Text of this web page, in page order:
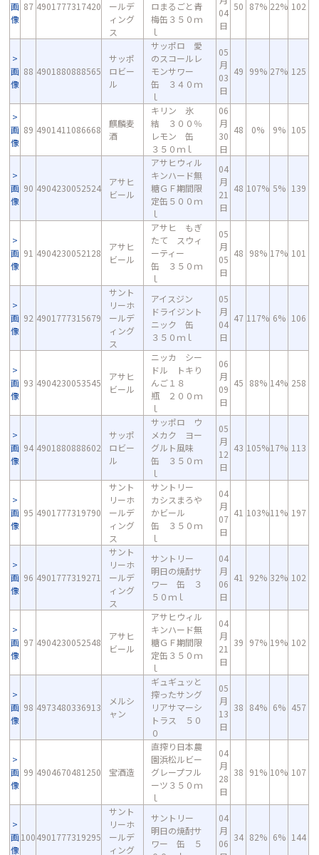
画
像
87 4901777317420
ールデ
ィング
ス
ロまるごと青
梅缶３５０ｍ
ｌ
04
日
50 87% 22% 102
画
像
88 4901880888565
サッポ
ロビー
ル
サッポロ 愛
のスコールレ
モンサワー
缶 ３４０ｍ
ｌ
05
月
03
日
49 99% 27% 125
画
像
89 4901411086668
麒麟麦
酒
キリン 氷
結 ３００％
レモン 缶
３５０ｍｌ
06
月
30
日
48 0% 9% 105
画
像
90 4904230052524
アサヒ
ビール
アサヒウィル
キンハード無
糖ＧＦ期間限
定缶５００ｍ
ｌ
04
月
21
日
48 107% 5% 139
画
像
91 4904230052128
アサヒ
ビール
アサヒ もぎ
たて スウィ
ーティー
缶 ３５０ｍ
ｌ
05
月
05
日
48 98% 17% 101
画
像
92 4901777315679
サント
リーホ
ールデ
ィング
ス
アイスジン
ドライジント
ニック 缶
３５０ｍｌ
05
月
04
日
47 117% 6% 106
画
像
93 4904230053545
アサヒ
ビール
ニッカ シー
ドル トキり
んご１８
瓶 ２００ｍ
ｌ
06
月
09
日
45 88% 14% 258
画
像
94 4901880888602
サッポ
ロビー
ル
サッポロ ウ
メカク ヨー
グルト風味
缶 ３５０ｍ
ｌ
05
月
12
日
43 105%17% 113
画
像
95 4901777319790
サント
リーホ
ールデ
ィング
ス
サントリー
カシスまろや
かビール
缶 ３５０ｍ
ｌ
04
月
07
日
41 103%11% 197
画
像
96 4901777319271
サント
リーホ
ールデ
ィング
ス
サントリー
明日の焼酎サ
ワー 缶 ３
５０ｍｌ
04
月
06
日
41 92% 32% 102
画
像
97 4904230052548
アサヒ
ビール
アサヒウィル
キンハード無
糖ＧＦ期間限
定缶３５０ｍ
ｌ
04
月
21
日
39 97% 19% 102
画
像
98 4973480336913
メルシ
ャン
ギュギュッと
搾ったサング
リアサマーシ
トラス ５０
０
05
月
13
日
38 84% 6% 457
画
像
99 4904670481250 宝酒造
直搾り日本農
園浜松ルビー
グレープフル
ーツ３５０ｍ
ｌ
04
月
28
日
38 91% 10% 107
画
像
1004901777319295
サント
リーホ
ールデ
ィング
サントリー
明日の焼酎サ
ワー 缶 ５
04
月
06
34 82% 6% 144